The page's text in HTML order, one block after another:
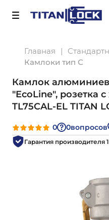
Важно! Для оплаты
Главная
Камлоки тип С
Камлок
"EcoLine", розетка
TL75CAL-EL TITAN
0 0вопросов
Гарантия производителя